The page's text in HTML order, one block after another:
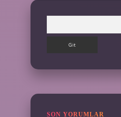
SON YORUMLAR